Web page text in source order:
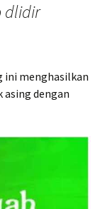
dlidir
ini menghasilkan
asing dengan